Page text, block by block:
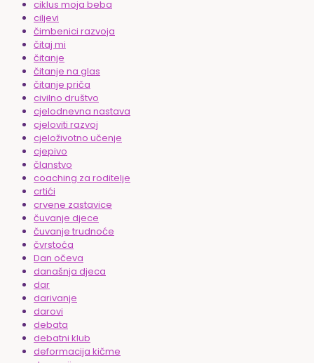
ciklus moja beba
ciljevi
čimbenici razvoja
čitaj mi
čitanje
čitanje na glas
čitanje priča
civilno društvo
cjelodnevna nastava
cjeloviti razvoj
cjeloživotno učenje
cjepivo
članstvo
coaching za roditelje
crtići
crvene zastavice
čuvanje djece
čuvanje trudnoće
čvrstoća
Dan očeva
današnja djeca
dar
darivanje
darovi
debata
debatni klub
deformacija kičme